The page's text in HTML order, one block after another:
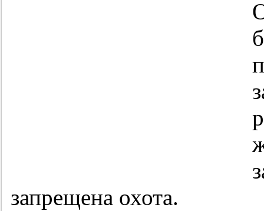
запрещена охота.